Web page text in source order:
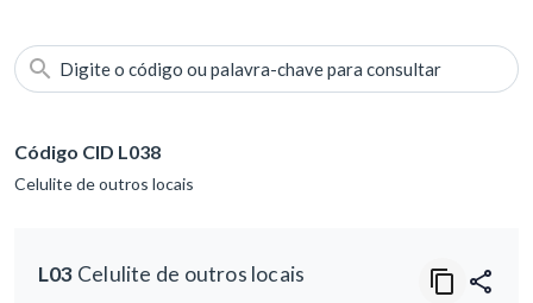
Digite o código ou palavra-chave para consultar
Código CID L038
Celulite de outros locais
L03 Celulite de outros locais